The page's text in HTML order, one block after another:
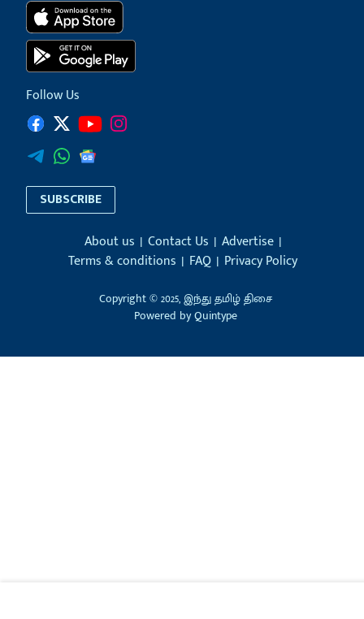
Follow Us
SUBSCRIBE
About us Contact Us
Advertise
Terms & conditions
FAQ Privacy Policy
Copyright © 2025, இந்து தமிழ் திசை
Powered byQuintype